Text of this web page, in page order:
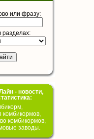
или фразу:
разделах:
- новости,
комбикормов,
комбикормов,
заводы.